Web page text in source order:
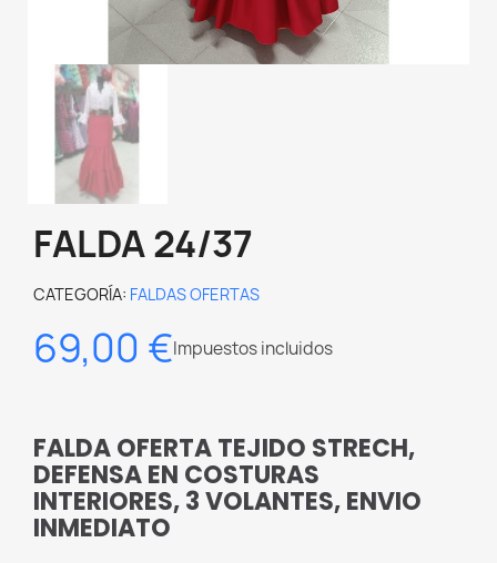
FALDA 24/37
CATEGORÍA FALDAS OFERTAS
69,00 €Impuestos incluidos
FALDA OFERTA TEJIDO STRECH,
DEFENSA EN COSTURAS
INTERIORES, 3 VOLANTES, ENVIO
INMEDIATO